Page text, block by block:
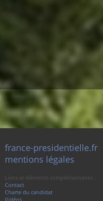
france-presidentielle.fr
mentions légales
Liens et éléments complémentaires :
Contact
Charte du candidat
Vidéos